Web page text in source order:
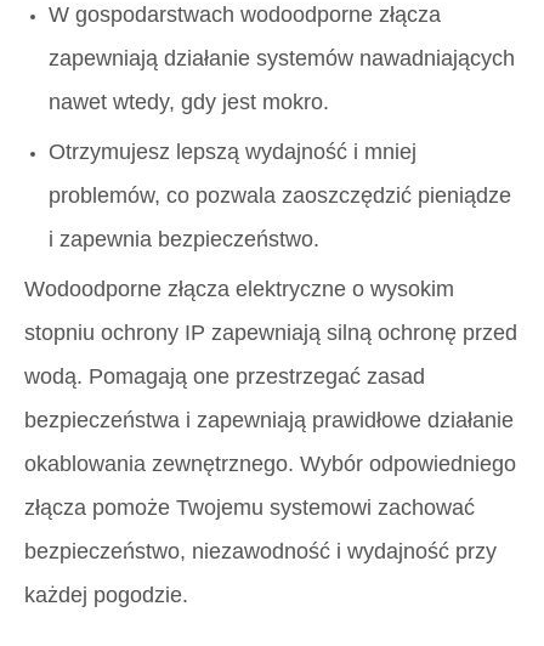
W gospodarstwach wodoodporne złącza
zapewniają działanie systemów nawadniających
nawet wtedy, gdy jest mokro.
Otrzymujesz lepszą wydajność i mniej
problemów, co pozwala zaoszczędzić pieniądze
i zapewnia bezpieczeństwo.
Wodoodporne złącza elektryczne o wysokim
stopniu ochrony IP zapewniają silną ochronę przed
wodą. Pomagają one przestrzegać zasad
bezpieczeństwa i zapewniają prawidłowe działanie
okablowania zewnętrznego. Wybór odpowiedniego
złącza pomoże Twojemu systemowi zachować
bezpieczeństwo, niezawodność i wydajność przy
każdej pogodzie.